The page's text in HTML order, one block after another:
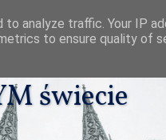
świecie
analyze traffic. Your IP
to ensure quality of